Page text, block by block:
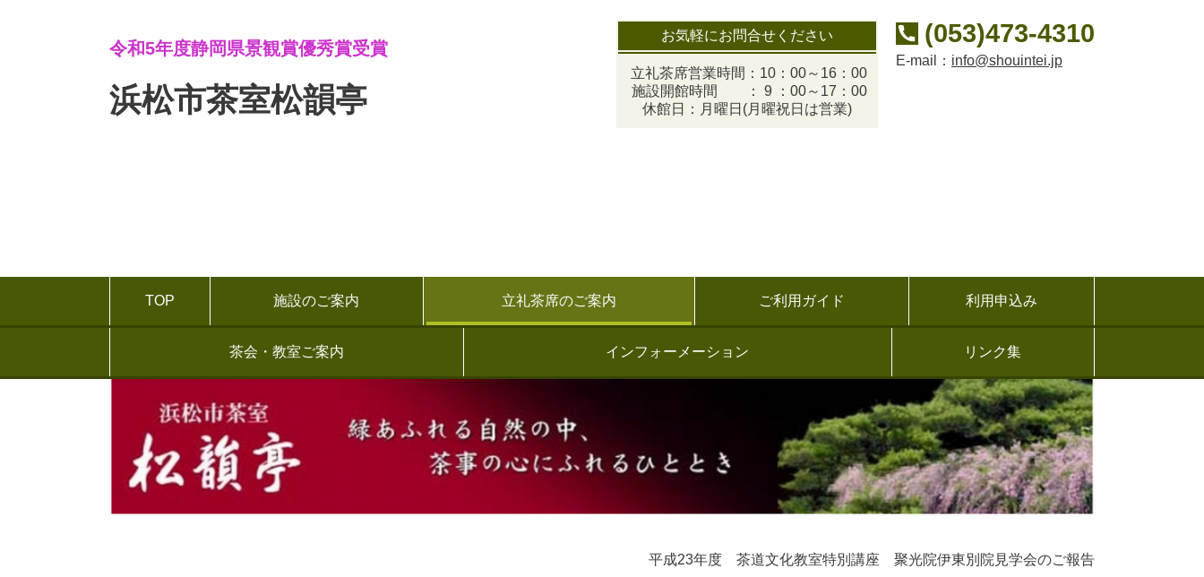
令和5年度静岡県景観賞優秀賞受賞
浜松市茶室松韻亭
お気軽にお問合せください
立礼茶席営業時間：10：00～16：00
施設開館時間 ： 9 ：00～17：00
休館日：月曜日(月曜祝日は営業)
(053)473-4310
E-mail： info@shouintei.jp
TOP 施設のご案内 立礼茶席のご案内 ご利用ガイド 利用申込み
茶会・教室ご案内 インフォーメーション リンク集
平成23年度 茶道文化教室特別講座 聚光院伊東別院見学会のご報告